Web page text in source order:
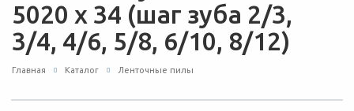
5020 х 34 (шаг зуба 2/3,
3/4, 4/6, 5/8, 6/10, 8/12)
Главная Каталог Ленточные пилы